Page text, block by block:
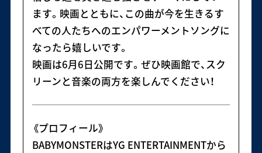
ます。映画とともに、この曲が今を生きるす
べての人たちへのエンパワーメントソングに
なったら嬉しいです。
映画は6月6日公開です。ぜひ映画館で、スク
リーンと音楽の両方を楽しんでください！
《プロフィール》
BABYMONSTERはYG ENTERTAINMENTから